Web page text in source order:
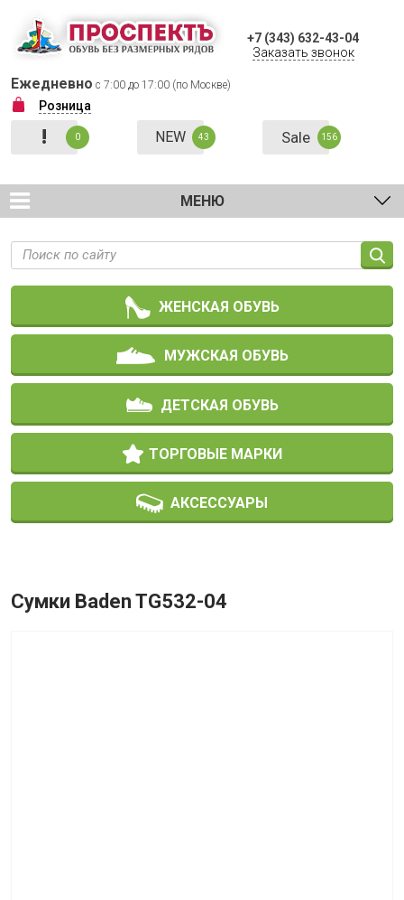
+7 (343) 632-43-04
Заказать звонок
Ежедневно с 7:00 до 17:00 (по Москве)
Розница
! 0 NEW 43 Sale 156
МЕНЮ
ЖЕНСКАЯ ОБУВЬ
МУЖСКАЯ ОБУВЬ
ДЕТСКАЯ ОБУВЬ
ТОРГОВЫЕ МАРКИ
АКСЕССУАРЫ
Сумки Baden TG532-04